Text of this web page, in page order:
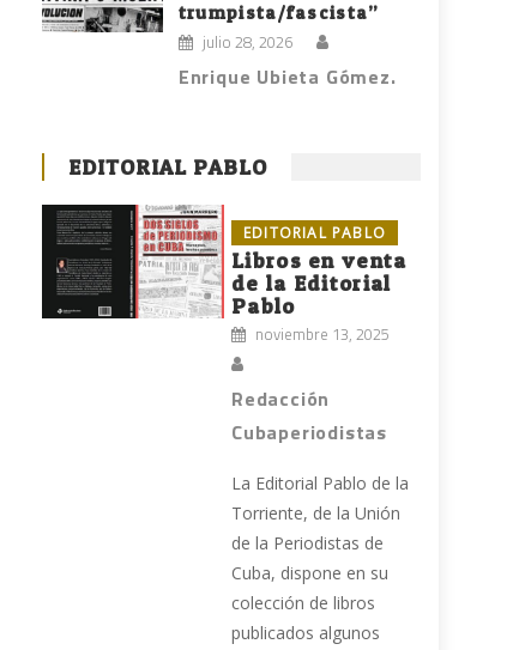
trumpista/fascista”
julio 28, 2026
Enrique Ubieta Gómez.
EDITORIAL PABLO
EDITORIAL PABLO
Libros en venta
de la Editorial
Pablo
noviembre 13, 2025
Redacción
Cubaperiodistas
La Editorial Pablo de la
Torriente, de la Unión
de la Periodistas de
Cuba, dispone en su
colección de libros
publicados algunos